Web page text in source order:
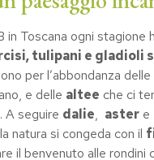
Toscana ogni
tulipani e gladioli
per l’abbondanza
e delle altee che ci
. A seguire dalie, aster e
natura si congeda con il
il benvenuto alle rondini